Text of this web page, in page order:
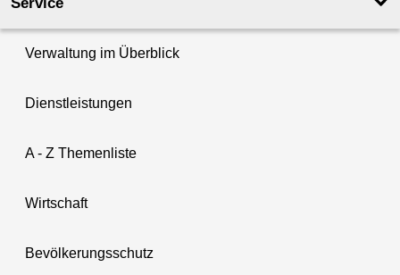
Verwaltung im Überblick
Dienstleistungen
A - Z Themenliste
Wirtschaft
Bevölkerungsschutz